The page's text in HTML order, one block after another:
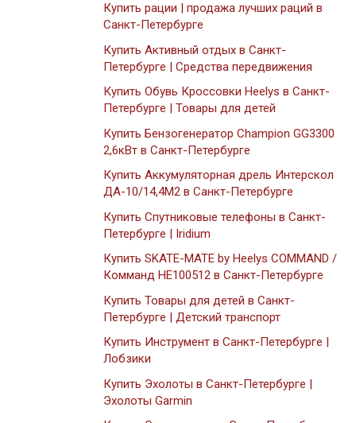
Купить рации | продажа лучших раций в
Санкт-Петербурге
Купить Активный отдых в Санкт-
Петербурге | Средства передвижения
Купить Обувь Кроссовки Heelys в Санкт-
Петербурге | Товары для детей
Купить Бензогенератор Champion GG3300
2,6кВт в Санкт-Петербурге
Купить Аккумуляторная дрель Интерскол
ДА-10/14,4М2 в Санкт-Петербурге
Купить Спутниковые телефоны в Санкт-
Петербурге | Iridium
Купить SKATE-MATE by Heelys COMMAND /
Комманд HE100512 в Санкт-Петербурге
Купить Товары для детей в Санкт-
Петербурге | Детский транспорт
Купить Инструмент в Санкт-Петербурге |
Лобзики
Купить Эхолоты в Санкт-Петербурге |
Эхолоты Garmin